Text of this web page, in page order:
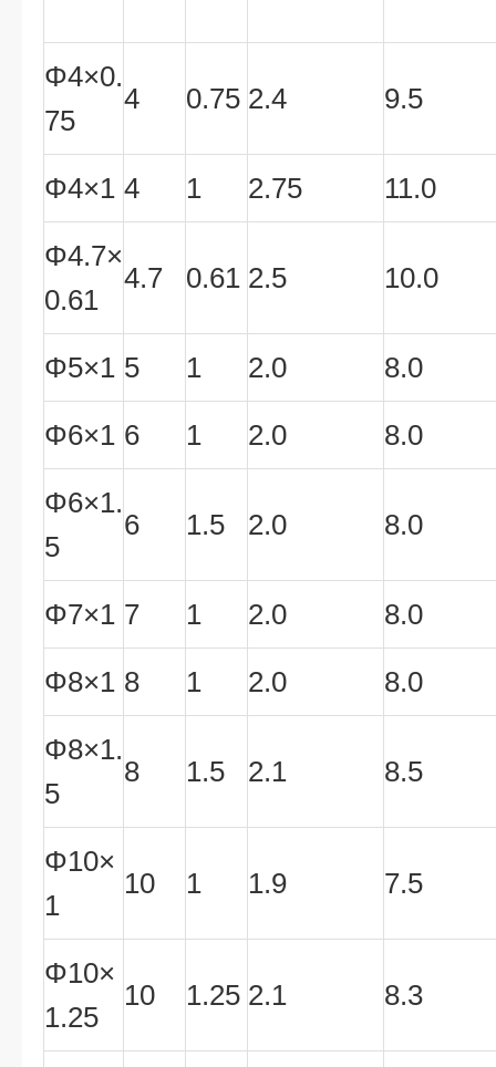
Φ4×0.
75
4 0.75 2.4 9.5
Φ4×1 4 1 2.75 11.0
Φ4.7×
0.61
4.7 0.61 2.5 10.0
Φ5×1 5 1 2.0 8.0
Φ6×1 6 1 2.0 8.0
Φ6×1.
5
6 1.5 2.0 8.0
Φ7×1 7 1 2.0 8.0
Φ8×1 8 1 2.0 8.0
Φ8×1.
5
8 1.5 2.1 8.5
Φ10×
1
10 1 1.9 7.5
Φ10×
1.25
10 1.25 2.1 8.3